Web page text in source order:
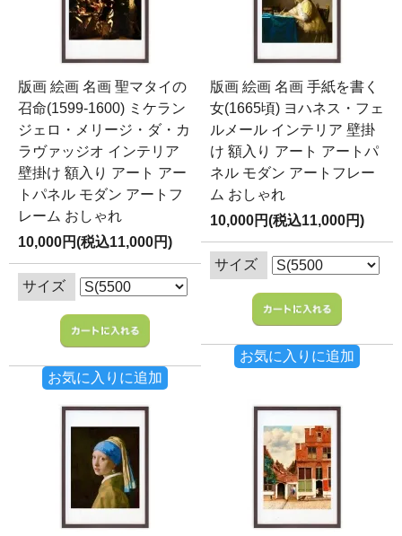
版画 絵画 名画 聖マタイの
召命(1599-1600) ミケラン
ジェロ・メリージ・ダ・カ
ラヴァッジオ インテリア
壁掛け 額入り アート アー
トパネル モダン アートフ
レーム おしゃれ
10,000円(税込11,000円)
サイズ
お気に入りに追加
版画 絵画 名画 手紙を書く
女(1665頃) ヨハネス・フェ
ルメール インテリア 壁掛
け 額入り アート アートパ
ネル モダン アートフレー
ム おしゃれ
10,000円(税込11,000円)
サイズ
お気に入りに追加